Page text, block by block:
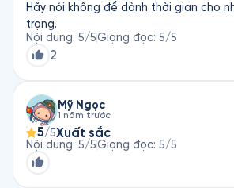
Bên cạnh đó là những ý tưởng để tạo
lịch làm việc để mang lại sự thong suốt
cuộc sống của bạn.
Hãy nói không để dành thời gian cho
trọng.
Nội dung: 5/5Giọng đọc: 5/5
2
Mỹ Ngọc
1 năm trước
5/5Xuất sắc
Nội dung: 5/5Giọng đọc: 5/5